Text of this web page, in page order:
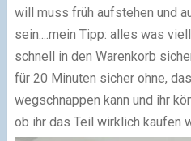
will muss früh aufstehen und
sein....mein Tipp: alles was
schnell in den Warenkorb
für 20 Minuten sicher ohne,
wegschnappen kann und ihr
ob ihr das Teil wirklich kaufen